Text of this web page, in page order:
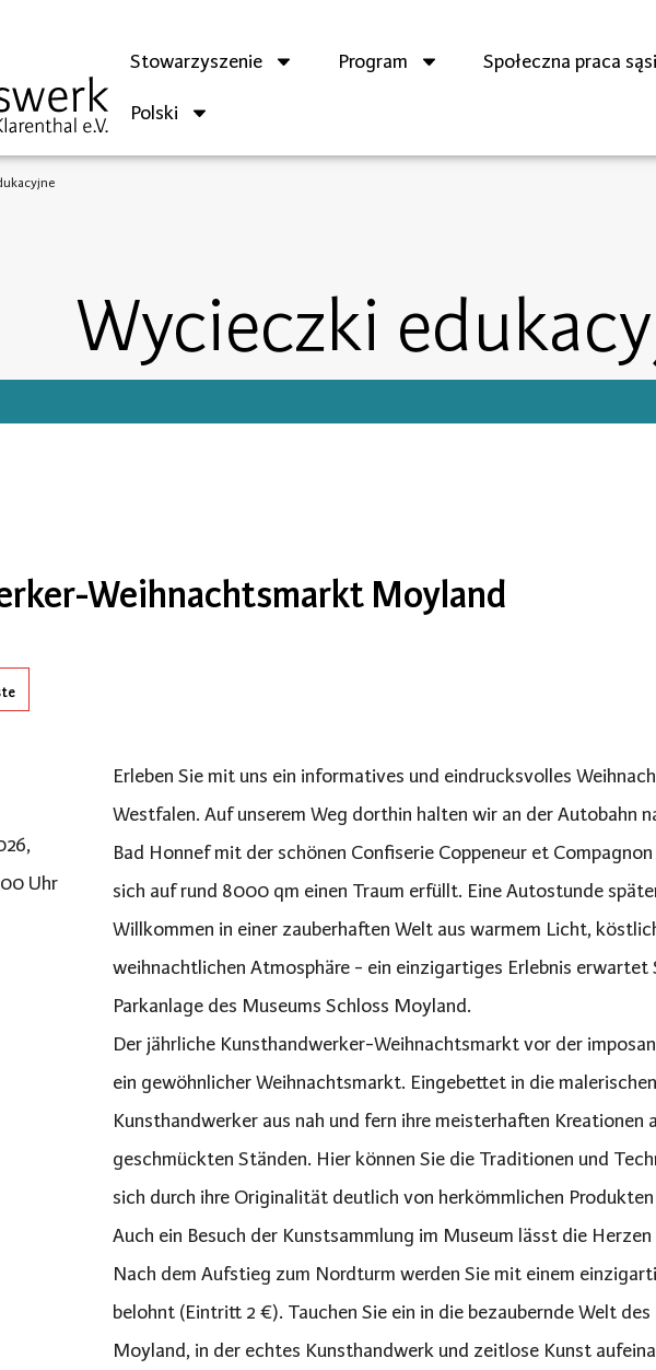
Stowarzyszenie Program Społeczna praca
Polski
Wycieczki
Weihnachtsmarkt Moyland
Uhr
Erleben Sie mit uns ein informatives und eindrucksvolles
Westfalen. Auf unserem Weg dorthin halten wir an der Autobahn
Bad Honnef mit der schönen Confiserie Coppeneur et
sich auf rund 8000 qm einen Traum erfüllt. Eine Autostunde
Willkommen in einer zauberhaften Welt aus warmem Licht,
weihnachtlichen Atmosphäre - ein einzigartiges Erlebnis erwartet
Parkanlage des Museums Schloss Moyland.
Der jährliche Kunsthandwerker-Weihnachtsmarkt vor der
ein gewöhnlicher Weihnachtsmarkt. Eingebettet in die
Kunsthandwerker aus nah und fern ihre meisterhaften
geschmückten Ständen. Hier können Sie die Traditionen und
sich durch ihre Originalität deutlich von herkömmlichen Produkten
Auch ein Besuch der Kunstsammlung im Museum lässt die
Nach dem Aufstieg zum Nordturm werden Sie mit einem
belohnt (Eintritt 2 €). Tauchen Sie ein in die bezaubernde Welt
Moyland, in der echtes Kunsthandwerk und zeitlose Kunst